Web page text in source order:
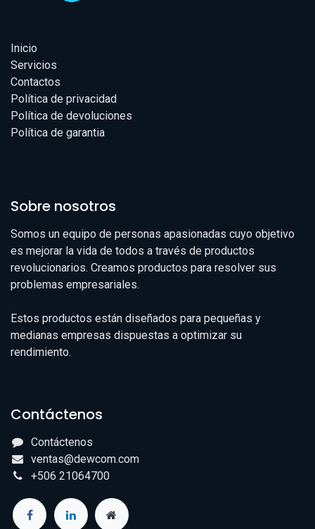
Inicio
Servicios
Contactos
Política de privacidad
Política de devoluciones
Política de garantia
Sobre nosotros
Somos un equipo de personas apasionadas cuyo objetivo
es mejorar la vida de todos a través de productos
revolucionarios. Creamos productos para resolver sus
problemas empresariales.
Estos productos están diseñados para pequeñas y
medianas empresas dispuestas a optimizar su
rendimiento.
Contáctenos
Contáctenos
ventas@dewcom.com
+506 21064700